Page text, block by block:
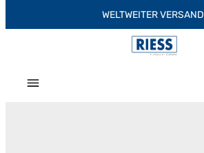
Zum Hauptinhalt springenWELTWEITER VERSAND